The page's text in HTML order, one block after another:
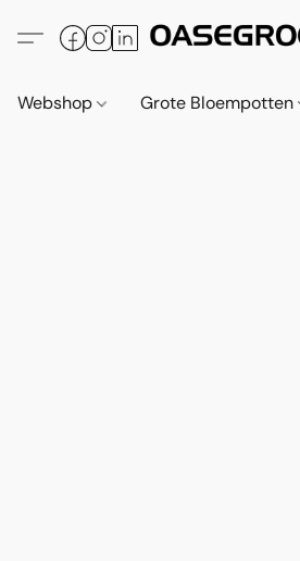
Webshop Grote Bloempotten